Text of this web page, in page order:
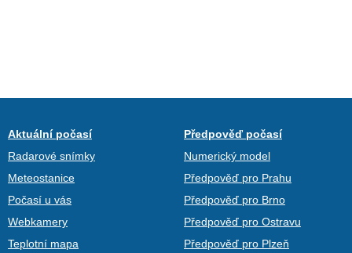
Aktuální počasí
Radarové snímky
Meteostanice
Počasí u vás
Webkamery
Teplotní mapa
Předpověď počasí
Numerický model
Předpověď pro Prahu
Předpověď pro Brno
Předpověď pro Ostravu
Předpověď pro Plzeň